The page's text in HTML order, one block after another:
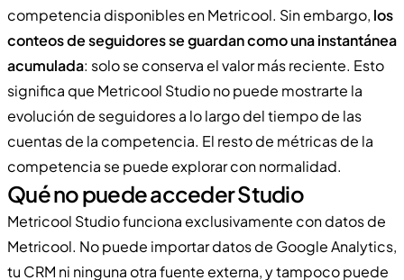
competencia disponibles en Metricool. Sin embargo, los
conteos de seguidores se guardan como una instantánea
acumulada: solo se conserva el valor más reciente. Esto
significa que Metricool Studio no puede mostrarte la
evolución de seguidores a lo largo del tiempo de las
cuentas de la competencia. El resto de métricas de la
competencia se puede explorar con normalidad.
Qué no puede acceder Studio
Metricool Studio funciona exclusivamente con datos de
Metricool. No puede importar datos de Google Analytics,
tu CRM ni ninguna otra fuente externa, y tampoco puede